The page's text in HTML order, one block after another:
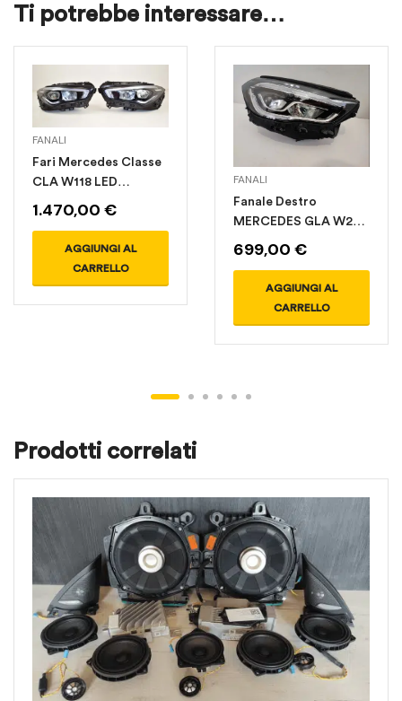
Ti potrebbe interessare…
FANALI
Fari Mercedes Classe
CLA W118 LED
1.470,00 €
AGGIUNGI AL
CARRELLO
FANALI
Fanale Destro
MERCEDES GLA W247
PERFORMANCE
699,00 €
AGGIUNGI AL
CARRELLO
Prodotti correlati